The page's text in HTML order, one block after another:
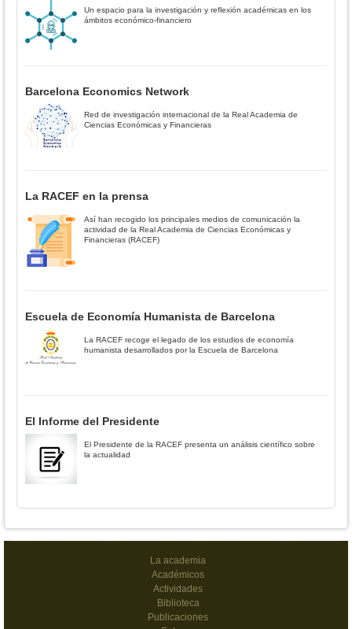
Un espacio para la investigación y reflexión académicas en los
ámbitos económico-financiero
Barcelona Economics Network
Red de investigación internacional de la Real Academia de
Ciencias Económicas y Financieras
La RACEF en la prensa
Así han recogido los principales medios de comunicación la
actividad de la Real Academia de Ciencias Económicas y
Financieras (RACEF)
Escuela de Economía Humanista de Barcelona
La RACEF recoge el legado de los estudios de economía
humanista desarrollados por la Escuela de Barcelona
El Informe del Presidente
El Presidente de la RACEF presenta un análisis científico sobre
la actualidad
La academia
Académicos
Actividades
Biblioteca
Publicaciones